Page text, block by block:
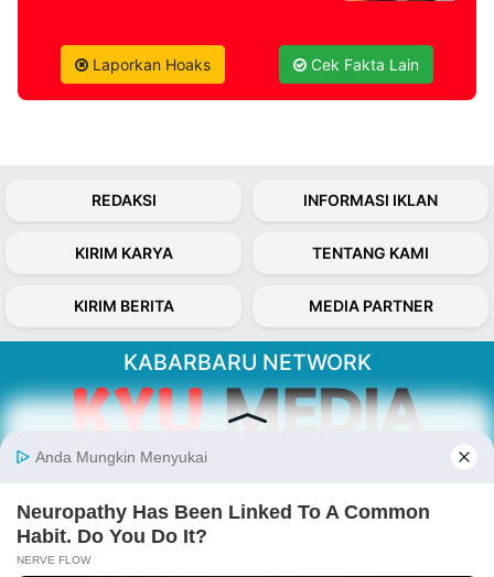
Laporkan Hoaks Cek Fakta Lain
REDAKSI INFORMASI IKLAN
KIRIM KARYA TENTANG KAMI
KIRIM BERITA MEDIA PARTNER
KABARBARU NETWORK
Kabarbaru.co menyajikan berita aktual dan